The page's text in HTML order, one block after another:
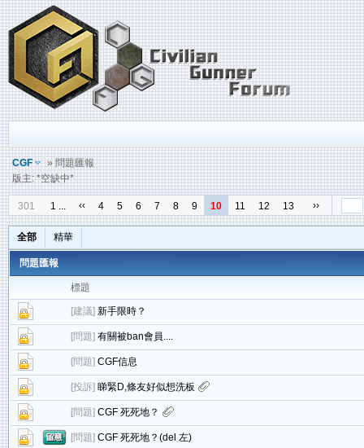
CGF
» 問題匯報
版主: *空缺中*
301 1 ... ‹‹ 4 5 6 7 8 9 10 11 12 13 ››
全部 精華
問題匯報
標題
[建議] 新手限時？
[問題] 有關被ban會員....
[問題] CGF信息
[投訴] 睇緊D,條友好似想洗板
[問題] CGF 死死地？
[問題] CGF 死死地？(del 左)